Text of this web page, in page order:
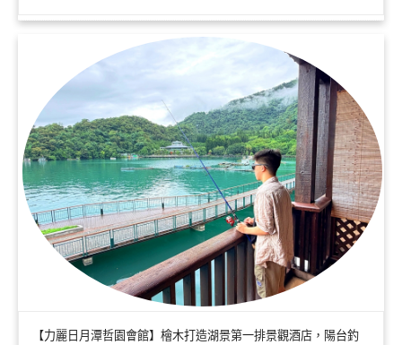
【力麗日月潭哲園會館】檜木打造湖景第一排景觀酒店，陽台釣